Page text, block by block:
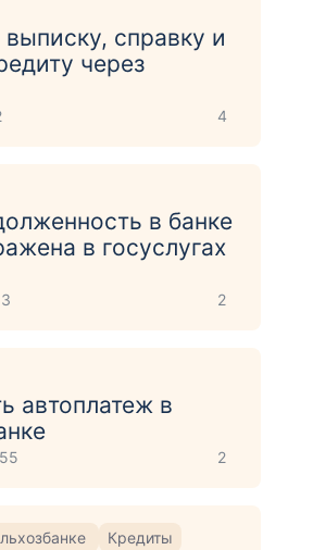
справку и
через
4
в банке
в госуслугах
2
автоплатеж в
2
Кредиты